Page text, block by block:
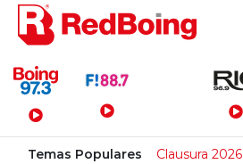
Menú Principal
Temas Populares Clausura 2026